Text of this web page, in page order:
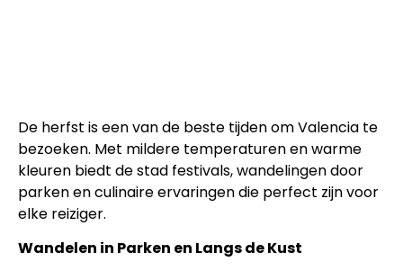
De herfst is een van de beste tijden om Valencia te
bezoeken. Met mildere temperaturen en warme
kleuren biedt de stad festivals, wandelingen door
parken en culinaire ervaringen die perfect zijn voor
elke reiziger.
Wandelen in Parken en Langs de Kust